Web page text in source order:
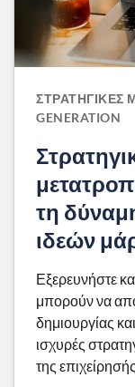
ΣΤΡΑΤΗΓΙΚΈΣ
GENERATION
τη
ιδεών
Εξερευνήστε
μπορούν να
δημιουργίας
ισχυρές
της